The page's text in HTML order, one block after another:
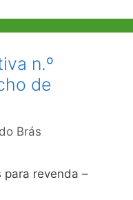
n.º
de
Brás
para revenda –